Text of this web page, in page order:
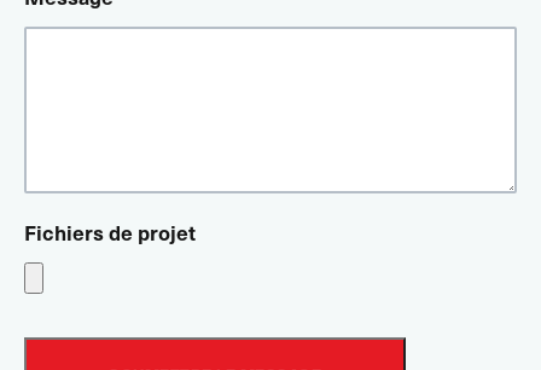
Fichiers de projet